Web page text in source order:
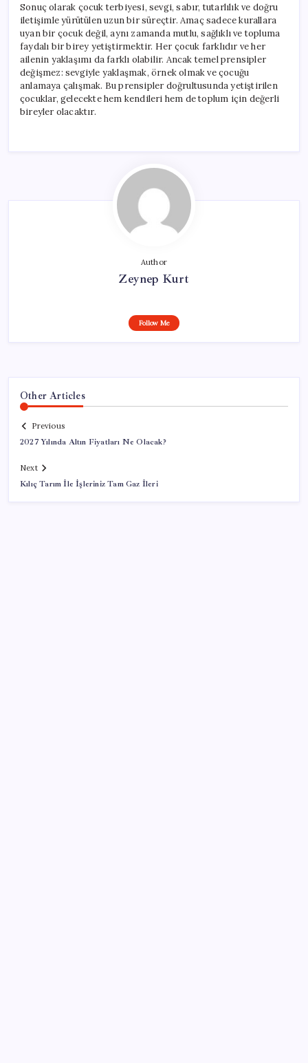
Sonuç olarak çocuk terbiyesi, sevgi, sabır, tutarlılık ve doğru
iletişimle yürütülen uzun bir süreçtir. Amaç sadece kurallara
uyan bir çocuk değil, aynı zamanda mutlu, sağlıklı ve topluma
faydalı bir birey yetiştirmektir. Her çocuk farklıdır ve her
ailenin yaklaşımı da farklı olabilir. Ancak temel prensipler
değişmez: sevgiyle yaklaşmak, örnek olmak ve çocuğu
anlamaya çalışmak. Bu prensipler doğrultusunda yetiştirilen
çocuklar, gelecekte hem kendileri hem de toplum için değerli
bireyler olacaktır.
Author
Zeynep Kurt
Follow Me
Other Articles
Previous
2027 Yılında Altın Fiyatları Ne Olacak?
Next
Kılıç Tarım İle İşleriniz Tam Gaz İleri